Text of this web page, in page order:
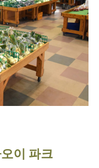
이 파크